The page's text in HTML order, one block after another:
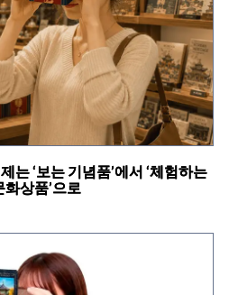
는 ‘보는 기념품’에서 ‘체험하는
화상품’으로